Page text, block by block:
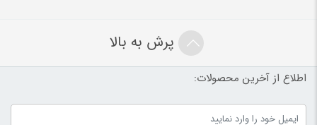
پرش به بالا
اطلاع از آخرین محصولات: